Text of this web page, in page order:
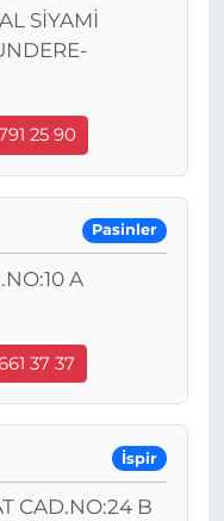
SİYAMİ
25 90
Pasinler
A
37 37
İspir
CAD.NO:24 B